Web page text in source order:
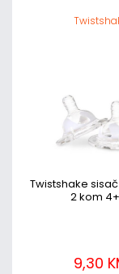
Twistshake
2 kom
9,30